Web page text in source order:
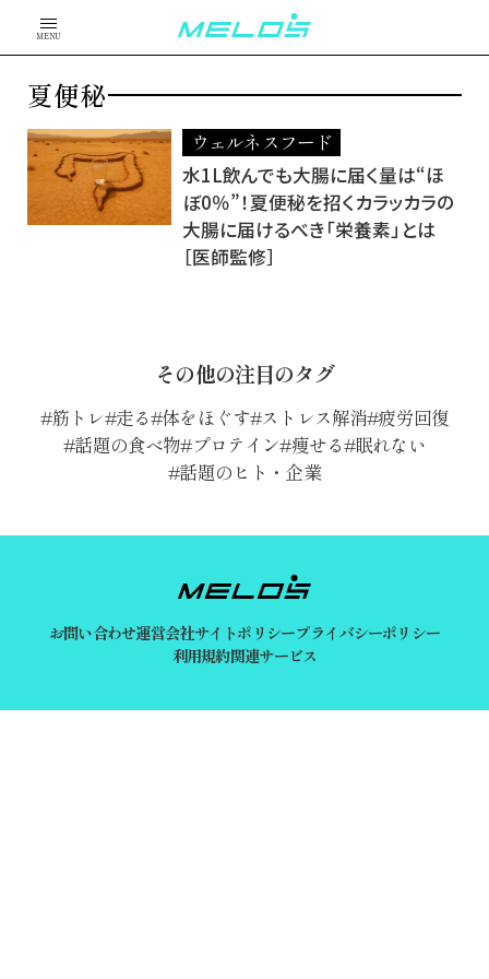
MENU
夏便秘
ウェルネスフード
水1L飲んでも大腸に届く量は“ほ
ぼ0％”！夏便秘を招くカラッカラの
大腸に届けるべき「栄養素」とは
［医師監修］
その他の注目のタグ
筋トレ 走る 体をほぐす ストレス解消 疲労回復
話題の食べ物 プロテイン 痩せる 眠れない
話題のヒト・企業
お問い合わせ運営会社サイトポリシープライバシーポリシー
利用規約関連サービス